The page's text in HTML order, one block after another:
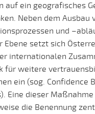
auf ein geografisches
Neben dem Ausbau
und
Ebene setzt sich
internationalen
für weitere
ein (sog. Confidence
Eine dieser
die Benennung